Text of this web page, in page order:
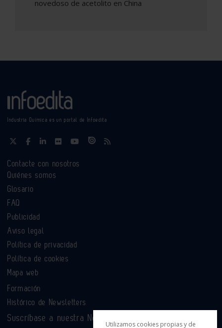
novedoso de acetolito en China
Industria Química es un portal de Infoedita
Contacte con nosotros
Quiénes somos
Glosario
FAQ
Publicidad
Aviso legal
Política de privacidad
Política de cookies
Mapa web
Formación
Histórico de Newsletters
Suscríbase a nuestra Newsletter
Utilizamos cookies propias y de